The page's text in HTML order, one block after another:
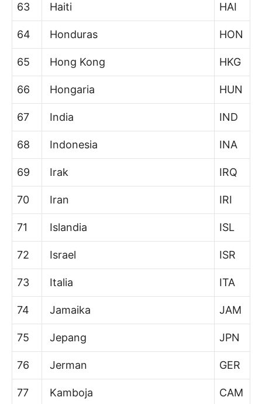
63 Haiti HAI
64 Honduras HON
65 Hong Kong HKG
66 Hongaria HUN
67 India IND
68 Indonesia INA
69 Irak IRQ
70 Iran IRI
71 Islandia ISL
72 Israel ISR
73 Italia ITA
74 Jamaika JAM
75 Jepang JPN
76 Jerman GER
77 Kamboja CAM